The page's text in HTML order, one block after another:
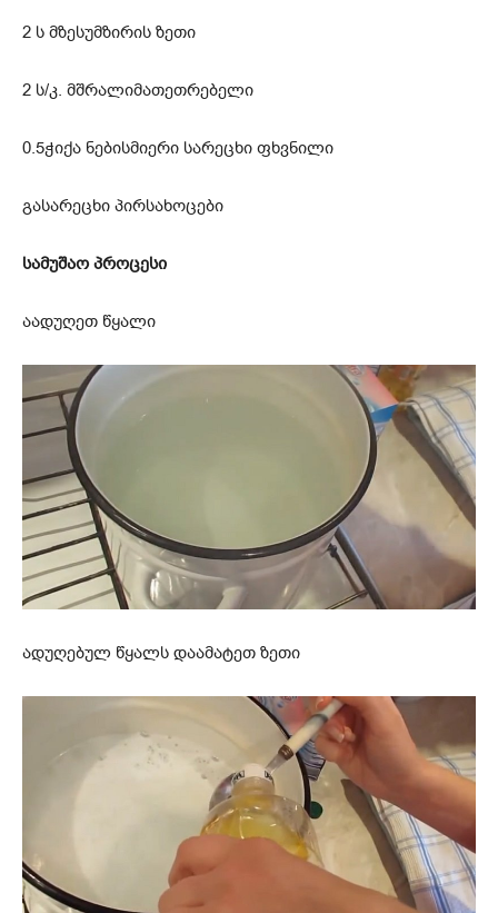
2 ს მზესუმზირის ზეთი
2 ს/კ. მშრალიმათეთრებელი
0.5ჭიქა ნებისმიერი სარეცხი ფხვნილი
გასარეცხი პირსახოცები
სამუშაო პროცესი
აადუღეთ წყალი
ადუღებულ წყალს დაამატეთ ზეთი